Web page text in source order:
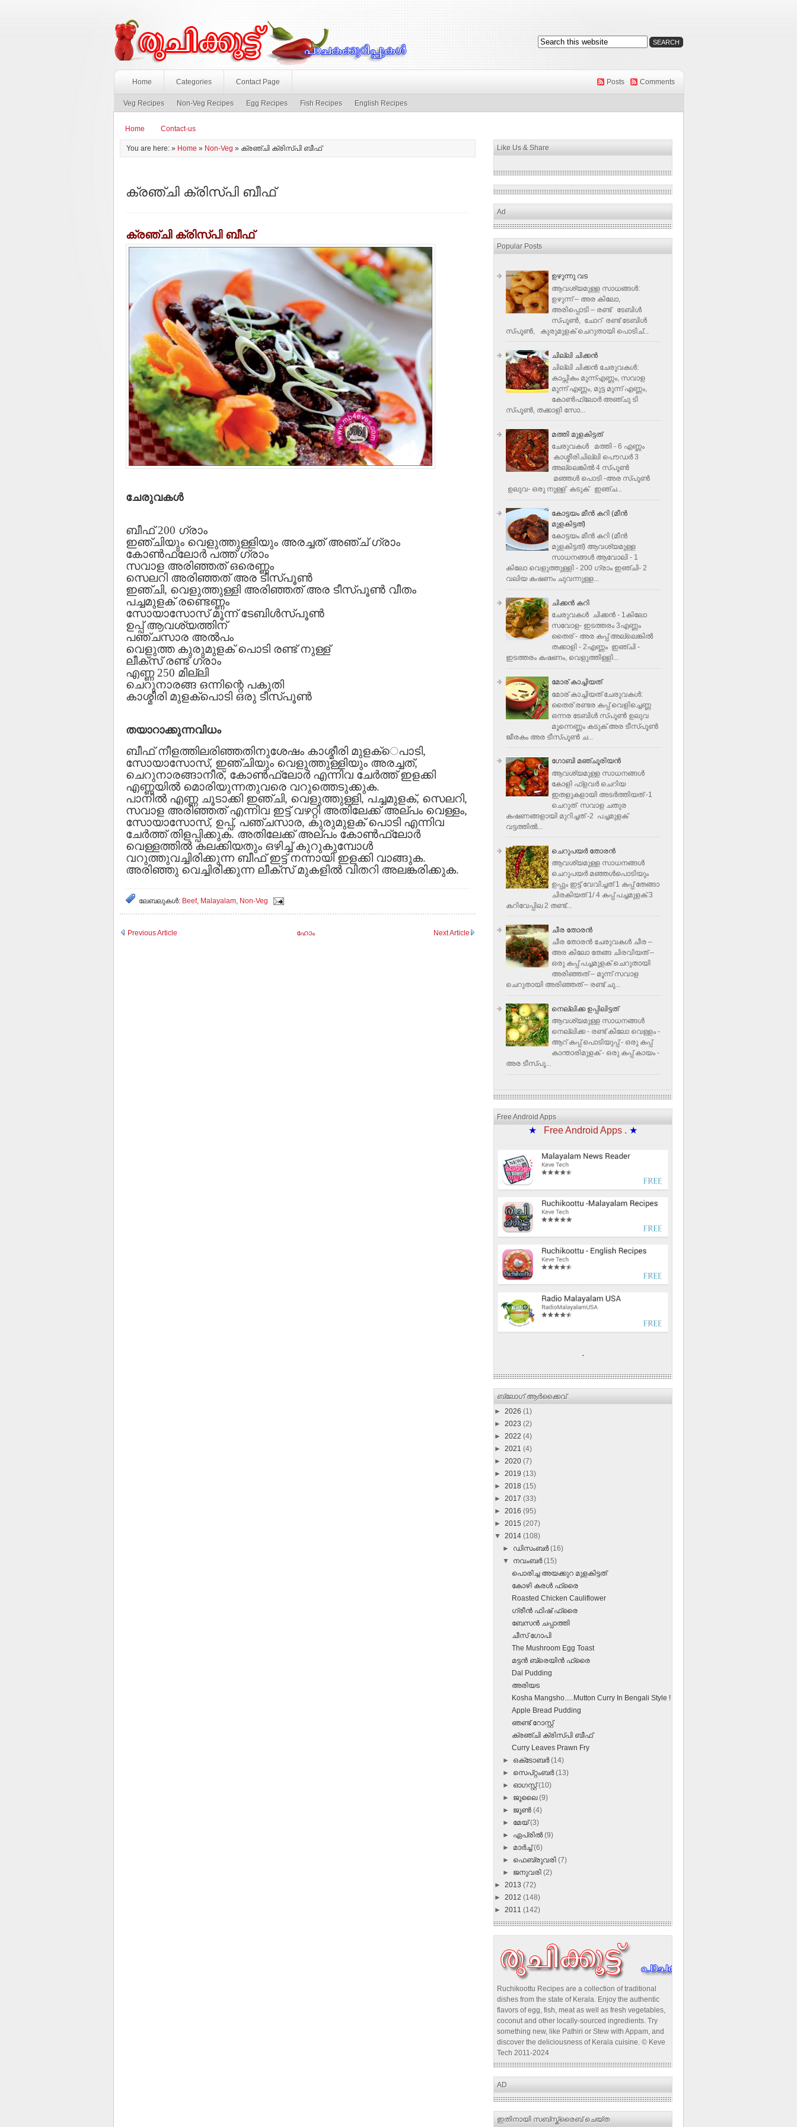
Home Categories Contact Page Posts Comments
Veg Recipes Non-Veg Recipes Egg Recipes Fish Recipes English Recipes
Home Contact-us
You are here: » Home » Non-Veg » ക്രഞ്ചി ക്രിസ്പി ബീഫ്
ക്രഞ്ചി ക്രിസ്പി ബീഫ്
ക്രഞ്ചി ക്രിസ്പി ബീഫ്
ചേരുവകള്‍
ബീഫ് 200 ഗ്രാം
ഇഞ്ചിയും വെളുത്തുള്ളിയും അരച്ചത് അഞ്ച് ഗ്രാം
കോണ്‍ഫ്ലോര്‍ പത്ത് ഗ്രാം
സവാള അരിഞ്ഞത് ഒരെണ്ണം
സെലറി അരിഞ്ഞത് അര ടീസ്പൂണ്‍
ഇഞ്ചി, വെളുത്തുള്ളി അരിഞ്ഞത് അര ടീസ്പൂണ്‍ വീതം
പച്ചമുളക് രണ്ടെണ്ണം
സോയാസോസ് മൂന്ന് ടേബിള്‍സ്പൂണ്‍
ഉപ്പ് ആവശ്യത്തിന്
പഞ്ചസാര അല്‍പം
വെളുത്ത കുരുമുളക് പൊടി രണ്ട് നുള്ള്
ലീക്‌സ് രണ്ട് ഗ്രാം
എണ്ണ 250 മില്ലി
ചെറുനാരങ്ങ ഒന്നിന്റെ പകുതി
കാശ്മീരി മുളക്‌പൊടി ഒരു ടീസ്പൂണ്‍
തയാറാക്കുന്നവിധം
ബീഫ് നീളത്തിലരിഞ്ഞതിനുശേഷം കാശ്മീരി മുളക്‌െപാടി,
സോയാസോസ്, ഇഞ്ചിയും വെളുത്തുള്ളിയും അരച്ചത്,
ചെറുനാരങ്ങാനീര്, കോണ്‍ഫ്ലോര്‍ എന്നിവ ചേര്‍ത്ത് ഇളക്കി
എണ്ണയില്‍ മൊരിയുന്നതുവരെ വറുത്തെടുക്കുക.
പാനില്‍ എണ്ണ ചൂടാക്കി ഇഞ്ചി, വെളുത്തുള്ളി, പച്ചമുളക്, സെലറി,
സവാള അരിഞ്ഞത് എന്നിവ ഇട്ട് വഴറ്റി അതിലേക്ക് അല്പം വെള്ളം,
സോയാസോസ്, ഉപ്പ്, പഞ്ചസാര, കുരുമുളക് പൊടി എന്നിവ
ചേര്‍ത്ത് തിളപ്പിക്കുക. അതിലേക്ക് അല്പം കോണ്‍ഫ്ലോര്‍
വെള്ളത്തില്‍ കലക്കിയതും ഒഴിച്ച് കുറുകുമ്പോള്‍
വറുത്തുവച്ചിരിക്കുന്ന ബീഫ് ഇട്ട് നന്നായി ഇളക്കി വാങ്ങുക.
അരിഞ്ഞു വെച്ചിരിക്കുന്ന ലീക്‌സ് മുകളില്‍ വിതറി അലങ്കരിക്കുക.
ലേബലുകള്‍: Beef, Malayalam, Non-Veg
Previous Article Next Article
ഹോം
Like Us & Share
Ad
Popular Posts
ഉഴുന്നു വട
ആവശ്യമുള്ള സാധങ്ങൾ:
ഉഴുന്ന് – അര കിലോ,
അരിപ്പൊടി – രണ്ട് ടേബിൾ
സ്പൂൺ, ചോറ് രണ്ട് ടേബിള്‍
സ്പൂണ്‍, കുരുമുളക് ചെറുതായി പൊടിച്...
ചില്ലി ചിക്കൻ
ചില്ലി ചിക്കൻ ചേരുവകള്‍:
കാപ്സികം മൂന്ന്എണ്ണം, സവാള
മൂന്ന് എണ്ണം, മുട്ട മൂന്ന് എണ്ണം,
കോണ്‍ഫ്ലോര്‍ അഞ്ചു ടി
സ്പൂണ്‍, തക്കാളി സോ...
മത്തി മുളകിട്ടത്
ചേരുവകൾ മത്തി - 6 എണ്ണം
കാശ്മീരിചില്ലി പൌഡർ 3
അല്ലെങ്കിൽ 4 സ്പൂണ്‍
മഞ്ഞൾ പൊടി -അര സ്പൂണ്‍
ഉലുവ- ഒരു നുള്ള് കടുക് ഇഞ്ച...
കോട്ടയം മീന്‍ കറി (മീന്‍
മുളകിട്ടത്‌)
കോട്ടയം മീന്‍ കറി (മീന്‍
മുളകിട്ടത്‌) ആവശ്യമുള്ള
സാധനങ്ങള്‍ ആവോലി - 1
കിലോ വെളുത്തുള്ളി - 200 ഗ്രാം ഇഞ്ചി- 2
വലിയ കഷണം ചുവന്നുള്ള...
ചിക്കന്‍ കറി
ചേരുവകൾ ചിക്കന്‍ - 1കിലോ
സവോള- ഇടത്തരം 3എണ്ണം
തൈര് - അര കപ്പ്‌ അല്ലെങ്കില്‍
തക്കാളി - 2എണ്ണം ഇഞ്ചി -
ഇടത്തരം കഷണം, വെളുത്തിള്ളി...
മോര് കാച്ചിയത്
മോര് കാച്ചിയത് ചേരുവകള്‍‌:
തൈര് രണ്ടര കപ്പ് വെളിച്ചെണ്ണ
ഒന്നര ടേബിള്‍ സ്പൂണ്‍ ഉലുവ
മൂന്നെണ്ണം കടുക് അര ടീസ്പൂണ്‍
ജീരകം അര ടീസ്പൂണ്‍ ച...
ഗോബി മഞ്ചൂരിയന്‍
ആവശ്യമുള്ള സാധനങ്ങൾ
കോളി ഫ്ളവര്‍ ചെറിയ
ഇതളുകളായി അടര്‍ത്തിയത് -1
ചെറുത് സവാള ചതുര
കഷണങ്ങളായി മുറിച്ചത് -2 പച്ചമുളക്
വട്ടത്തില്‍...
ചെറുപയർ തോരൻ
ആവശ്യമുള്ള സാധനങ്ങൾ
ചെറുപയർ മഞ്ഞൾപൊടിയും
ഉപ്പും ഇട്ട് വേവിച്ചത് 1 കപ്പ് തേങ്ങാ
ചിരകിയത് 1/ 4 കപ്പ് പച്ചമുളക് 3
കറിവേപ്പില 2 തണ്ട്...
ചീര തോരന്‍
ചീര തോരന്‍ ചേരുവകള്‍ ചീര –
അര കിലോ തേങ്ങ ചിരവിയത് –
ഒരു കപ്പ് പച്ചമുളക് ചെറുതായി
അരിഞ്ഞത് – മൂന്ന് സവാള
ചെറുതായി അരിഞ്ഞത് – രണ്ട് ചു...
നെല്ലിക്ക ഉപ്പിലിട്ടത്
ആവശ്യമുള്ള സാധനങ്ങള്‍
നെല്ലിക്ക - രണ്ട് കിലോ വെള്ളം -
ആറ് കപ്പ് പൊടിയുപ്പ് - ഒരു കപ്പ്
കാന്താരിമുളക് - ഒരു കപ്പ് കായം -
അര ടീസ്പൂ...
Free Android Apps
★ Free Android Apps . ★
.
ബ്ലോഗ് ആര്‍ക്കൈവ്
► 2026 (1)
► 2023 (2)
► 2022 (4)
► 2021 (4)
► 2020 (7)
► 2019 (13)
► 2018 (15)
► 2017 (33)
► 2016 (95)
► 2015 (207)
▼ 2014 (108)
► ഡിസംബർ(16)
▼ നവംബർ(15)
പൊരിച്ച അയക്കുറ മുളകിട്ടത്‌
കോഴി കരള്‍ ഫ്രൈ
Roasted Chicken Cauliflower
ഗ്രീന്‍ ഫിഷ്‌ ഫ്രൈ
ബേസന്‍ ചപ്പാത്തി
ചീസ്‌ ഗോപി
The Mushroom Egg Toast
മട്ടന്‍ ബ്രെയിന്‍ ഫ്രൈ
Dal Pudding
അരിയട
Kosha Mangsho.....Mutton Curry In Bengali Style !
Apple Bread Pudding
ഞണ്ട് റോസ്റ്റ്
ക്രഞ്ചി ക്രിസ്പി ബീഫ്
Curry Leaves Prawn Fry
► ഒക്‌ടോബർ(14)
► സെപ്റ്റംബർ(13)
► ഓഗസ്റ്റ്(10)
► ജൂലൈ(9)
► ജൂൺ(4)
► മേയ്(3)
► ഏപ്രിൽ(9)
► മാർച്ച്(6)
► ഫെബ്രുവരി(7)
► ജനുവരി(2)
► 2013 (72)
► 2012 (148)
► 2011 (142)
Ruchikoottu Recipes are a collection of traditional
dishes from the state of Kerala. Enjoy the authentic
flavors of egg, fish, meat as well as fresh vegetables,
coconut and other locally-sourced ingredients. Try
something new, like Pathiri or Stew with Appam, and
discover the deliciousness of Kerala cuisine. © Keve
Tech 2011-2024
AD
ഇതിനായി സബ്‌സ്ക്രൈബ് ചെയ്ത